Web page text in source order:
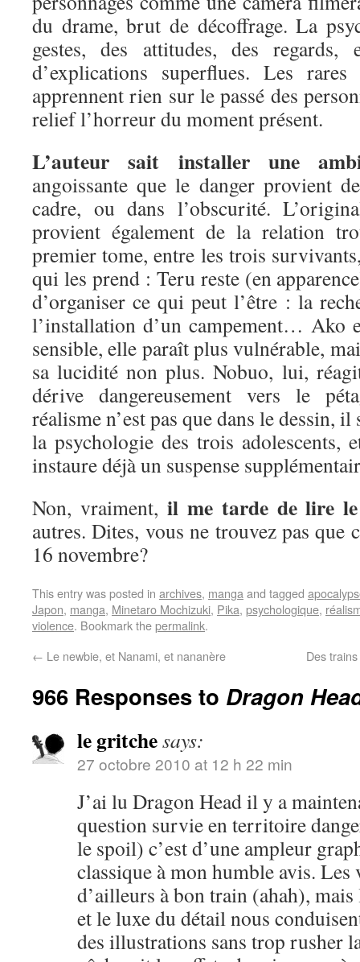
du drame, brut de décoffrage. La
gestes, des attitudes, des
d’explications superflues. Les
apprennent rien sur le passé des
relief l’horreur du moment présent.
L’auteur sait installer une
angoissante que le danger provient
cadre, ou dans l’obscurité.
provient également de la relation
premier tome, entre les trois
qui les prend : Teru reste (en
d’organiser ce qui peut l’être : la
l’installation d’un campement… Ako
sensible, elle paraît plus vulnérable,
sa lucidité non plus. Nobuo, lui,
dérive dangereusement vers le
réalisme n’est pas que dans le dessin, il
la psychologie des trois adolescents,
instaure déjà un suspense
Non, vraiment, il me tarde de lire le
autres. Dites, vous ne trouvez pas que
16 novembre?
This entry was posted in archives, manga and tagged
Japon, manga, Minetaro Mochizuki, Pika, psychologique,
violence. Bookmark thepermalink.
← Le newbie, et Nanami, et nananère Des
966 Responses to Dragon
le gritchesays:
27 octobre 2010 at 12 h 22 min
J’ai lu Dragon Head il y a
question survie en territoire
le spoil) c’est d’une ampleur
classique à mon humble avis. Les
d’ailleurs à bon train (ahah),
et le luxe du détail nous
des illustrations sans trop rusher